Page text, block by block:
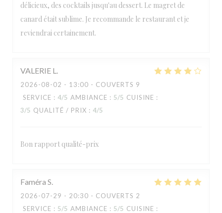
délicieux, des cocktails jusqu'au dessert. Le magret de
canard était sublime. Je recommande le restaurant et je
reviendrai certainement.
VALERIE L
2026-08-02 - 13:00 - COUVERTS 9
SERVICE : 4/5 AMBIANCE : 5/5 CUISINE :
3/5 QUALITÉ / PRIX : 4/5
Bon rapport qualité-prix
Faméra S
2026-07-29 - 20:30 - COUVERTS 2
SERVICE : 5/5 AMBIANCE : 5/5 CUISINE :